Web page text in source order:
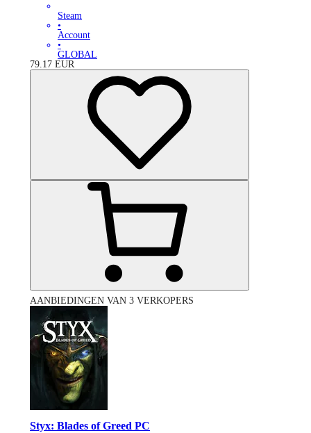
Steam
•
Account
•
GLOBAL
79.17 EUR
AANBIEDINGEN VAN 3 VERKOPERS
Styx: Blades of Greed PC